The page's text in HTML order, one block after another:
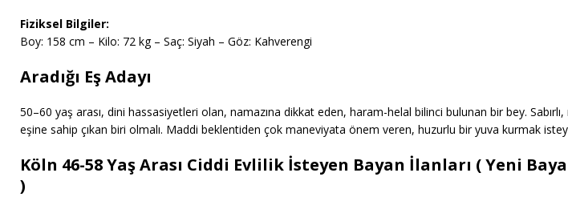
Fiziksel Bilgiler:
Boy: 158 cm – Kilo: 72 kg – Saç: Siyah – Göz: Kahverengi
Aradığı Eş Adayı
50–60 yaş arası, dini hassasiyetleri olan, namazına dikkat eden, haram-helal bilinci bulunan bir bey.
eşine sahip çıkan biri olmalı. Maddi beklentiden çok maneviyata önem veren, huzurlu bir yuva kurmak
Köln 46-58 Yaş Arası Ciddi Evlilik İsteyen Bayan İlanları ( Yeni
)